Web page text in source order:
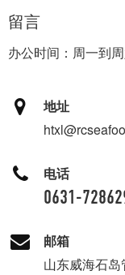
留言
办公时间：周一到
地址
电话
0631-
邮箱
山东威海石